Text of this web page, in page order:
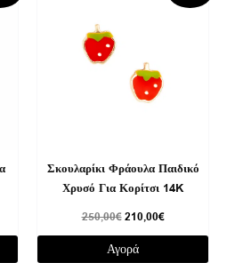
Σκουλαρίκι Φράουλα Παιδικό
Χρυσό Για Κορίτσι 14K
250,00€210,00€
Αγορά